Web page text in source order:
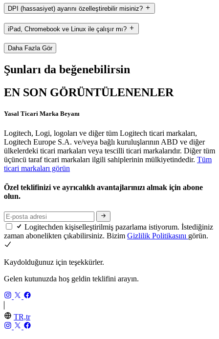
DPI (hassasiyet) ayarını özelleştirebilir misiniz?
iPad, Chromebook ve Linux ile çalışır mı?
Daha Fazla Gör
Şunları da beğenebilirsin
EN SON GÖRÜNTÜLENENLER
Yasal Ticari Marka Beyanı
Logitech, Logi, logoları ve diğer tüm Logitech ticari markaları,
Logitech Europe S.A. ve/veya bağlı kuruluşlarının ABD ve diğer
ülkelerdeki ticari markaları veya tescilli ticari markalarıdır. Diğer tüm
üçüncü taraf ticari markaları ilgili sahiplerinin mülkiyetindedir. Tüm
ticari markaları görün
Özel teklifinizi ve ayrıcalıklı avantajlarınızı almak için abone
olun.
Logitechden kişiselleştirilmiş pazarlama istiyorum. İstediğiniz
zaman abonelikten çıkabilirsiniz. Bizim Gizlilik Politikasını görün.
Kaydolduğunuz için teşekkürler.
Gelen kutunuzda hoş geldin teklifini arayın.
TR,tr